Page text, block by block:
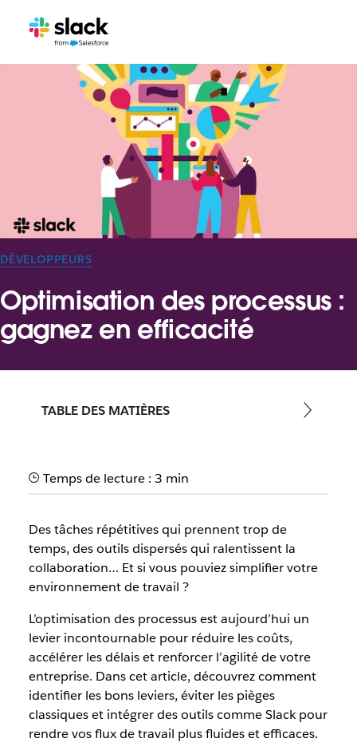
DÉVELOPPEURS
Optimisation des processus :
gagnez en efficacité
TABLE DES MATIÈRES
Temps de lecture : 3 min
Des tâches répétitives qui prennent trop de
temps, des outils dispersés qui ralentissent la
collaboration… Et si vous pouviez simplifier votre
environnement de travail ?
L’optimisation des processus est aujourd’hui un
levier incontournable pour réduire les coûts,
accélérer les délais et renforcer l’agilité de votre
entreprise. Dans cet article, découvrez comment
identifier les bons leviers, éviter les pièges
classiques et intégrer des outils comme Slack pour
rendre vos flux de travail plus fluides et efficaces.